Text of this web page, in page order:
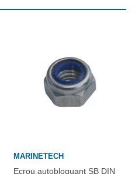
MARINETECH
Ecrou autobloquant SB DIN